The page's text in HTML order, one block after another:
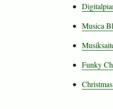
Musica
Funky